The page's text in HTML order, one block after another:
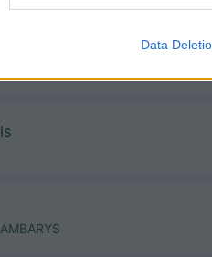
Data
tavęs